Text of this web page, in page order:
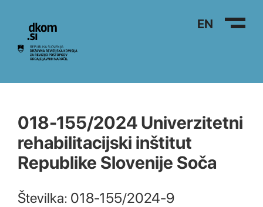
Na vsebino EN
018-155/2024 Univerzitetni
rehabilitacijski inštitut
Republike Slovenije Soča
Številka: 018-155/2024-9